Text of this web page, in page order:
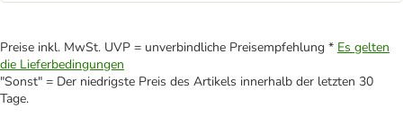
Preise inkl. MwSt. UVP = unverbindliche Preisempfehlung * Es gelten
die Lieferbedingungen
"Sonst" = Der niedrigste Preis des Artikels innerhalb der letzten 30
Tage.